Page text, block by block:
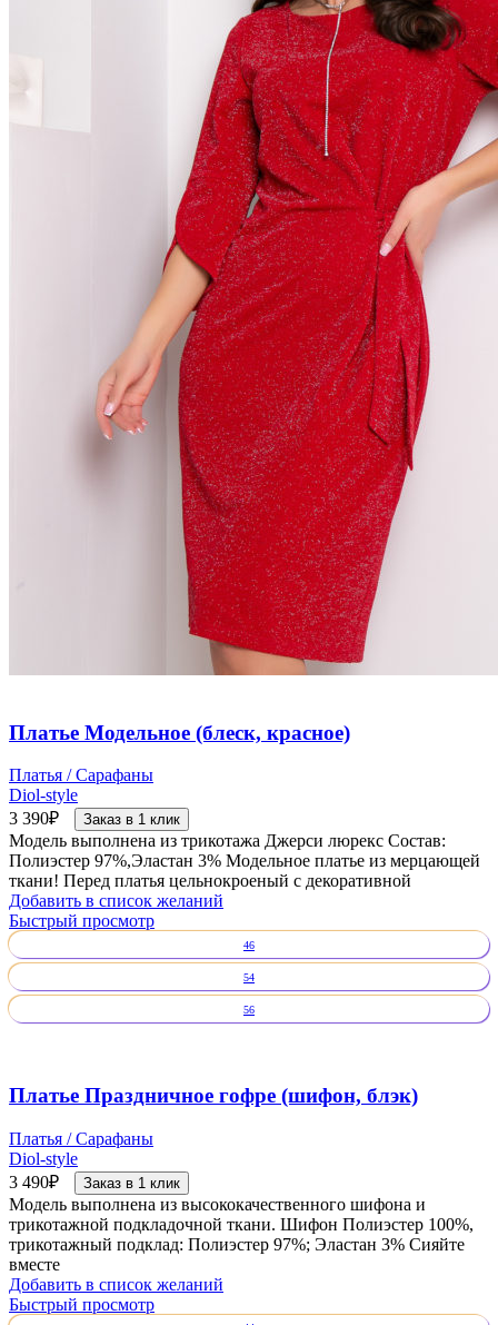
Платье Модельное (блеск, красное)
Платья / Сарафаны
Diol-style
3 390₽ Заказ в 1 клик
Модель выполнена из трикотажа Джерси люрекс Состав:
Полиэстер 97%,Эластан 3% Модельное платье из мерцающей
ткани! Перед платья цельнокроеный с декоративной
Добавить в список желаний
Быстрый просмотр
46
54
56
Платье Праздничное гофре (шифон, блэк)
Платья / Сарафаны
Diol-style
3 490₽ Заказ в 1 клик
Модель выполнена из высококачественного шифона и
трикотажной подкладочной ткани. Шифон Полиэстер 100%,
трикотажный подклад: Полиэстер 97%; Эластан 3% Сияйте
вместе
Добавить в список желаний
Быстрый просмотр